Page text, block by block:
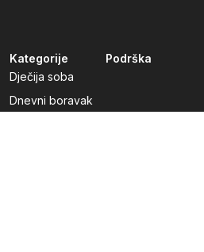
Kategorije
Dječija soba
Dnevni boravak
Podrška